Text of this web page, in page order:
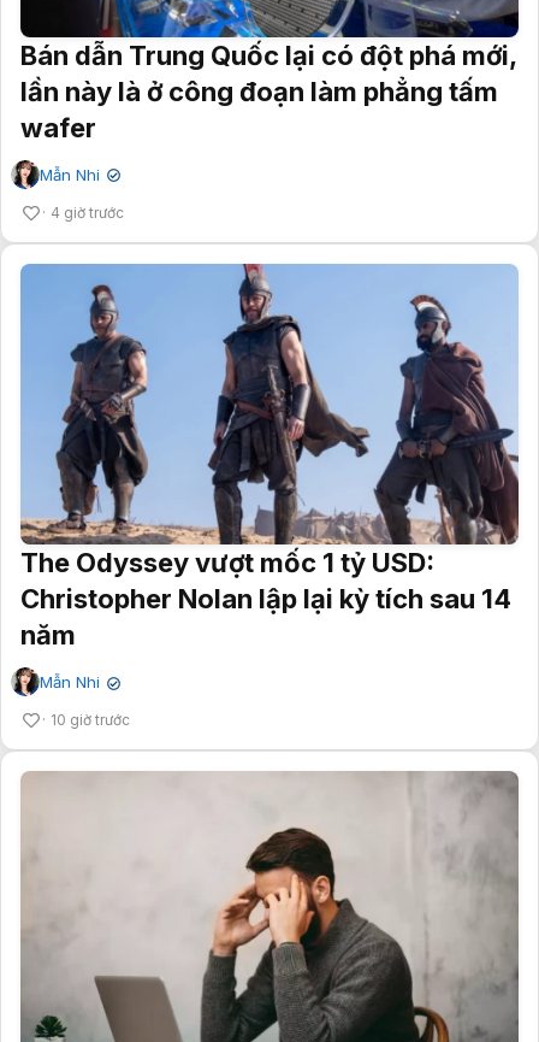
Bán dẫn Trung Quốc lại có đột phá mới,
lần này là ở công đoạn làm phẳng tấm
wafer
Mẫn Nhi ✔
4 giờ trước
The Odyssey vượt mốc 1 tỷ USD:
Christopher Nolan lập lại kỳ tích sau 14
năm
Mẫn Nhi ✔
10 giờ trước